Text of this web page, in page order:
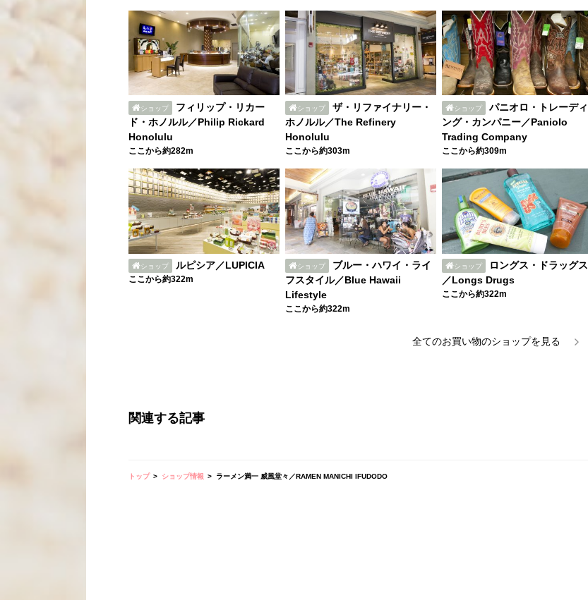
ショップ
フィリップ・リカー
ド・ホノルル／Philip Rickard
Honolulu
ここから約282m
ショップ
ザ・リファイナリー・
ホノルル／The Refinery
Honolulu
ここから約303m
ショップ
パニオロ・トレーディ
ング・カンパニー／Paniolo
Trading Company
ここから約309m
ショップ ルピシア／LUPICIA
ここから約322m
ショップ
ブルー・ハワイ・ライ
フスタイル／Blue Hawaii
Lifestyle
ここから約322m
ショップ
ロングス・ドラッグス
／Longs Drugs
ここから約322m
全てのお買い物のショップを見る
関連する記事
トップ ショップ情報 ラーメン満一 威風堂々／RAMEN MANICHI IFUDODO